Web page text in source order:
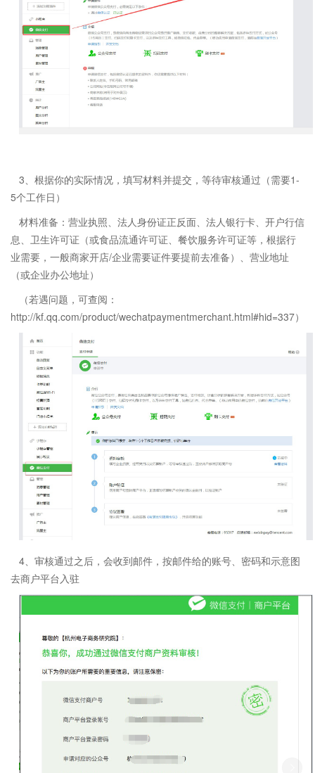
3、根据你的实际情况，填写材料并提交，等待审核通过（需要1-
5个工作日）
材料准备：营业执照、法人身份证正反面、法人银行卡、开户行信
息、卫生许可证（或食品流通许可证、餐饮服务许可证等，根据行
业需要，一般商家开店/企业需要证件要提前去准备）、营业地址
（或企业办公地址）
（若遇问题，可查阅：
http://kf.qq.com/product/wechatpaymentmerchant.html#hid=337）
4、审核通过之后，会收到邮件，按邮件给的账号、密码和示意图
去商户平台入驻